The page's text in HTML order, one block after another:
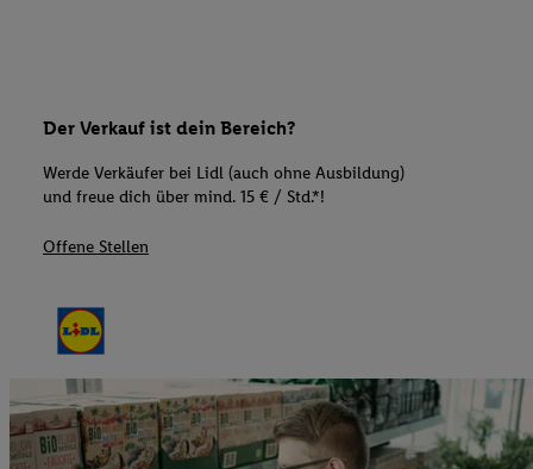
Der Verkauf ist dein Bereich?
Werde Verkäufer bei Lidl (auch ohne Ausbildung)
und freue dich über mind. 15 € / Std.*!
Offene Stellen